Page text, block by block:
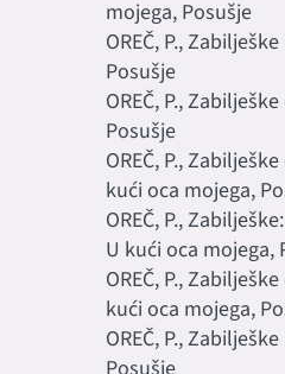
mojega, Posušje
OREČ, P.,
Posušje
OREČ, P.,
Posušje
OREČ, P.,
kući oca mojega,
OREČ, P.,
U kući oca mojega,
OREČ, P.,
kući oca mojega,
OREČ, P.,